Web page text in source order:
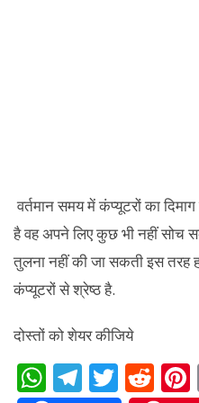
वर्तमान समय में कंप्यूटरों का
है वह अपने लिए कुछ भी नहीं सोच
तुलना नहीं की जा सकती इस तरह
कंप्यूटरों से श्रेष्ठ है.
दोस्तों को शेयर कीजिये
W T T R